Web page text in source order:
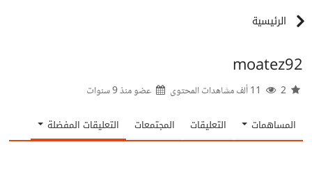
الرئيسية
moatez92
عضو منذ9 سنوات
المساهمات التعليقات المجتمعات التعليقات المفضلة